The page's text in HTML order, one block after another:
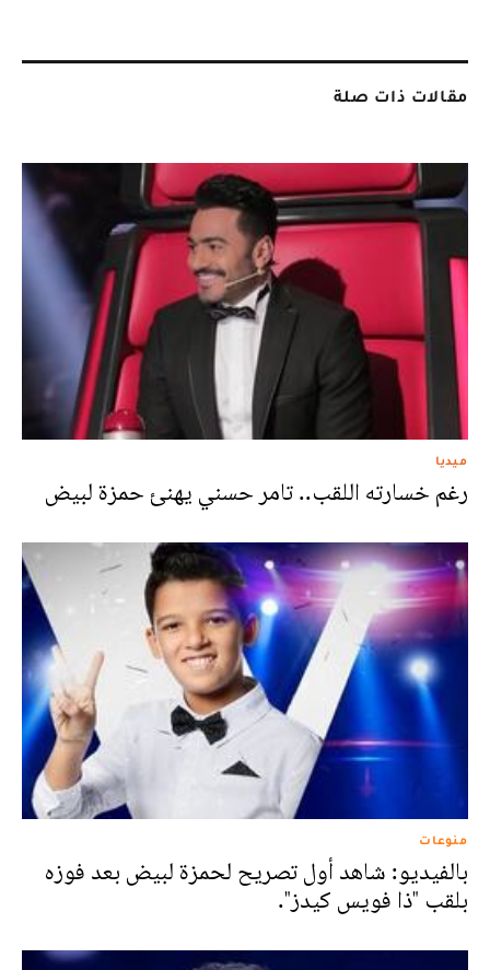
مقالات ذات صلة
ميديا
رغم خسارته اللقب.. تامر حسني يهنئ حمزة لبيض
منوعات
بالفيديو: شاهد أول تصريح لحمزة لبيض بعد فوزه
بلقب "ذا فويس كيدز".